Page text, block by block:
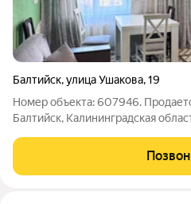
Балтийск,улица Ушакова,19
Номер объекта: 607946.
Балтийск, Калининградская
комфортного проживания или
теплая и уютная,